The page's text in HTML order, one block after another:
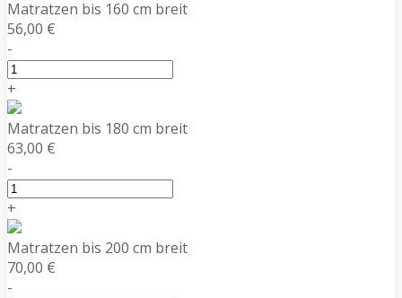
Matratzen bis 160 cm breit
56,00 €
-
+
Matratzen bis 180 cm breit
63,00 €
-
+
Matratzen bis 200 cm breit
70,00 €
-